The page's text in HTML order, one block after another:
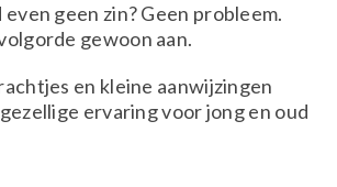
geen zin? Geen probleem.
gewoon aan.
en kleine aanwijzingen
ervaring voor jong en oud